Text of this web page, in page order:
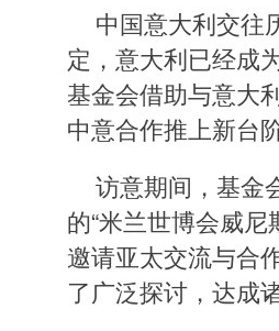
中国意大利交往
定，意大利已经成
基金会借助与意大
中意合作推上新台
访意期间，基金
的“米兰世博会威
邀请亚太交流与合
了广泛探讨，达成